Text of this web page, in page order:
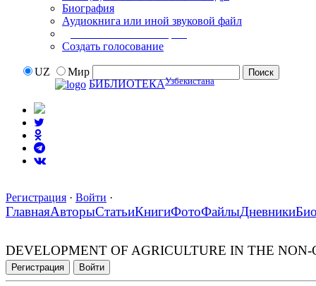
Биография
Аудиокнига или иной звуковой файл
Создать голосование
UZ
Мир
БИБЛИОТЕКАУзбекистана
Регистрация · Войти ·
ГлавнаяАвторыСтатьиКнигиФотоФайлыДневники
DEVELOPMENT OF AGRICULTURE IN THE
Регистрация Войти